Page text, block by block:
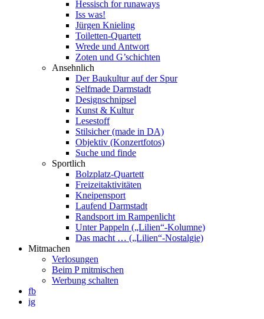
Hessisch for runaways
Iss was!
Jürgen Knieling
Toiletten-Quartett
Wrede und Antwort
Zoten und G’schichten
Ansehnlich
Der Baukultur auf der Spur
Selfmade Darmstadt
Designschnipsel
Kunst & Kultur
Lesestoff
Stilsicher (made in DA)
Objektiv (Konzertfotos)
Suche und finde
Sportlich
Bolzplatz-Quartett
Freizeitaktivitäten
Kneipensport
Laufend Darmstadt
Randsport im Rampenlicht
Unter Pappeln („Lilien“-Kolumne)
Das macht … („Lilien“-Nostalgie)
Mitmachen
Verlosungen
Beim P mitmischen
Werbung schalten
fb
ig